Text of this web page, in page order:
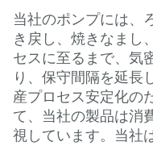
当社のポンプには、
き戻し、焼きなまし
セスに至るまで、気
り、保守間隔を延長
産プロセス安定化の
て、当社の製品は消
視しています。当社